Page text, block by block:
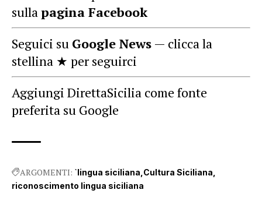
sullapagina Facebook
Seguici su Google News — clicca la
stellina ★ per seguirci
Aggiungi DirettaSicilia come fonte
preferita su Google
ARGOMENTI: `lingua siciliana Cultura Siciliana
riconoscimento lingua siciliana